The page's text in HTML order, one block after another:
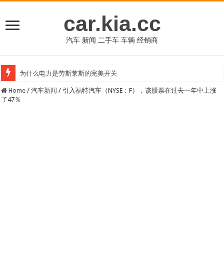
car.kia.cc
汽车 新闻 二手车 车辆 经销商
为什么电力是劳斯莱斯的完美开关
Home / 汽车新闻 / 引入福特汽车（NYSE：F），该股票在过去一年中上涨
了47％